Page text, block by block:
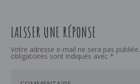
LAISSER UNE RÉPONSE
Votre adresse e-mail ne sera pas publiée.
obligatoires sont indiqués avec *